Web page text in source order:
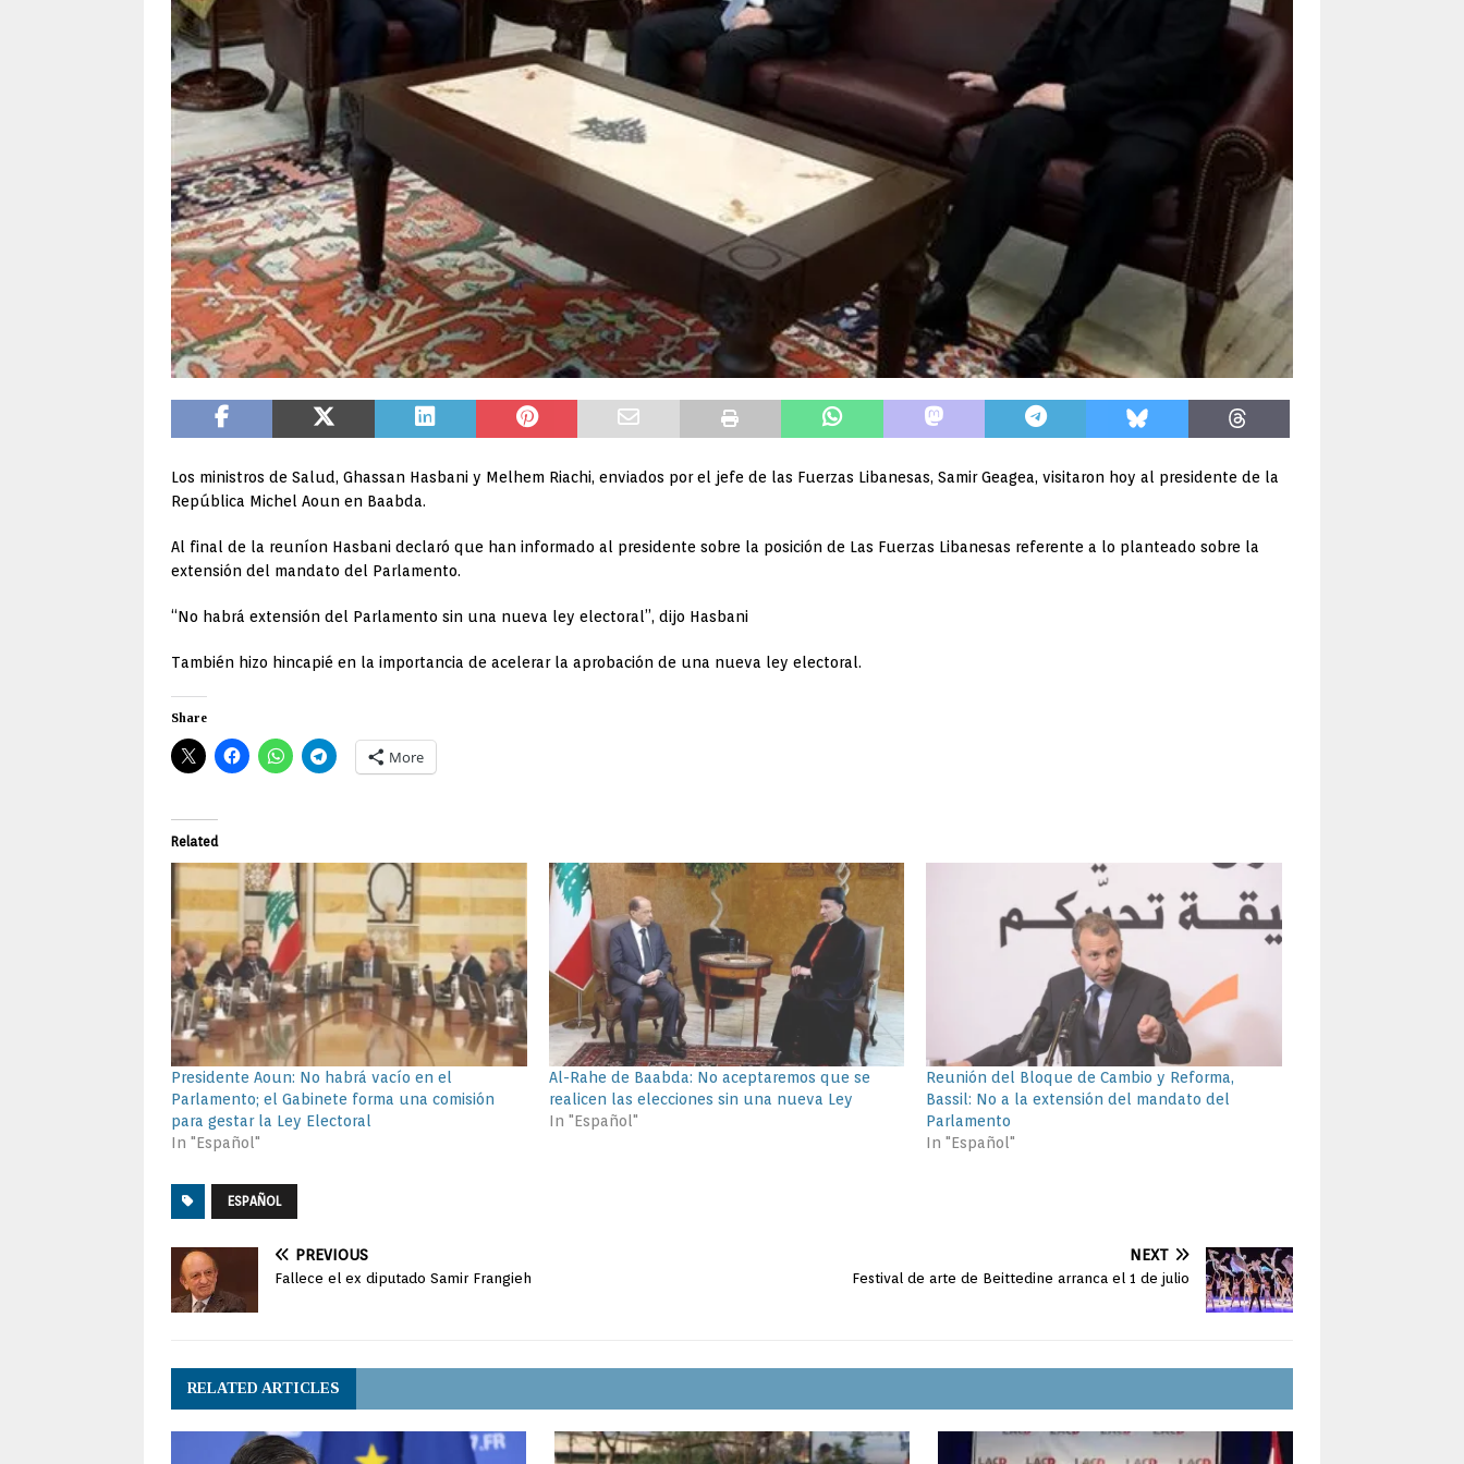
Los ministros de Salud, Ghassan Hasbani y Melhem Riachi, enviados por el jefe de las Fuerzas Libanesas, Samir Geagea, visitaron hoy al presidente de la
República Michel Aoun en Baabda.
Al final de la reuníon Hasbani declaró que han informado al presidente sobre la posición de Las Fuerzas Libanesas referente a lo planteado sobre la
extensión del mandato del Parlamento.
“No habrá extensión del Parlamento sin una nueva ley electoral”, dijo Hasbani
También hizo hincapié en la importancia de acelerar la aprobación de una nueva ley electoral.
Share
More
Related
Presidente Aoun: No habrá vacío en el
Parlamento; el Gabinete forma una comisión
para gestar la Ley Electoral
In "Español"
Al-Rahe de Baabda: No aceptaremos que se
realicen las elecciones sin una nueva Ley
In "Español"
Reunión del Bloque de Cambio y Reforma,
Bassil: No a la extensión del mandato del
Parlamento
In "Español"
ESPAÑOL
PREVIOUS
Fallece el ex diputado Samir Frangieh
NEXT
Festival de arte de Beittedine arranca el 1 de julio
RELATED ARTICLES